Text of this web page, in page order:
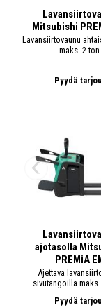
Mitsubishi
Lavansiirtovaunu
maks. 2 ton.
Pyydä
ajotasolla
PREMiA
Ajettava
sivutangoilla
Pyydä